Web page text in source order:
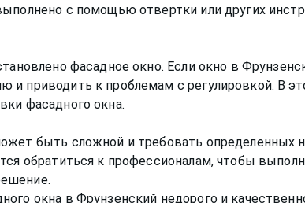
с помощью отвертки или других
фасадное окно. Если окно в
приводить к проблемам с регулировкой. В
фасадного окна.
быть сложной и требовать определенных
обратиться к профессионалам, чтобы